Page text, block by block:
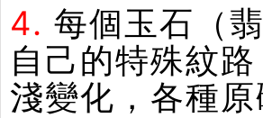
4. 每個玉石（
自己的特殊紋
淺變化，各種